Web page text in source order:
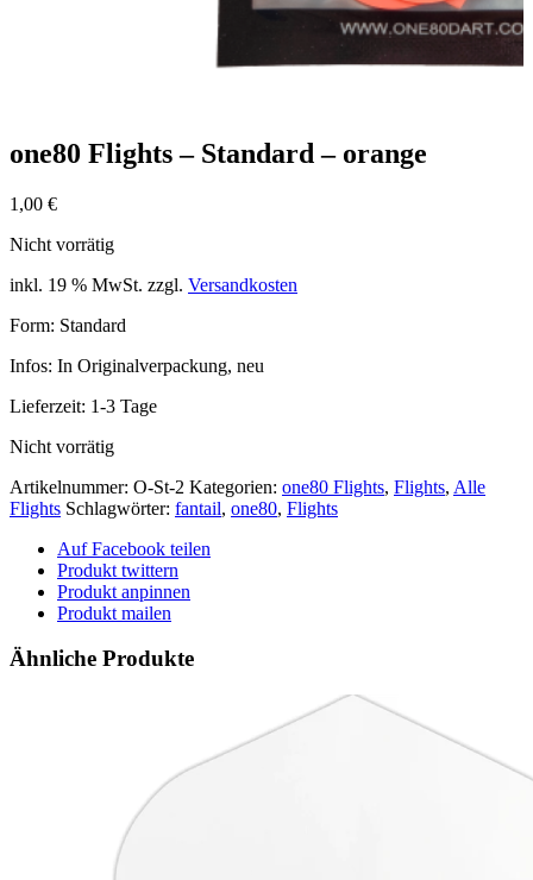
one80 Flights – Standard – orange
1,00 €
Nicht vorrätig
inkl. 19 % MwSt. zzgl. Versandkosten
Form: Standard
Infos: In Originalverpackung, neu
Lieferzeit: 1-3 Tage
Nicht vorrätig
Artikelnummer: O-St-2 Kategorien: one80 Flights, Flights, Alle
Flights Schlagwörter: fantail, one80, Flights
Auf Facebook teilen
Produkt twittern
Produkt anpinnen
Produkt mailen
Ähnliche Produkte